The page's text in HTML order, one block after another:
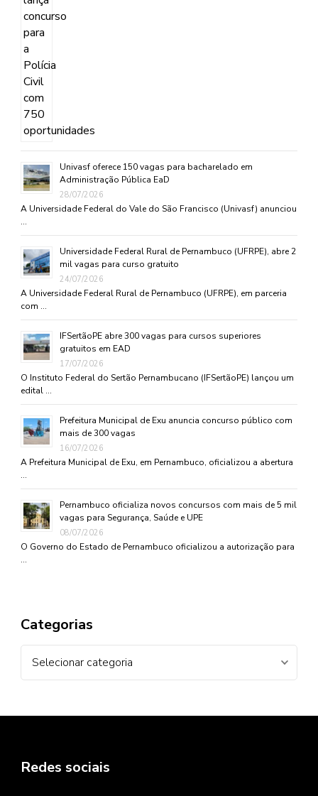
Univasf oferece 150 vagas para bacharelado em
Administração Pública EaD
28/07/2026
A Universidade Federal do Vale do São Francisco (Univasf) anunciou
…
Universidade Federal Rural de Pernambuco (UFRPE), abre 2
mil vagas para curso gratuito
24/07/2026
A Universidade Federal Rural de Pernambuco (UFRPE), em parceria
com …
IFSertãoPE abre 300 vagas para cursos superiores
gratuitos em EAD
17/07/2026
O Instituto Federal do Sertão Pernambucano (IFSertãoPE) lançou um
edital …
Prefeitura Municipal de Exu anuncia concurso público com
mais de 300 vagas
16/07/2026
A Prefeitura Municipal de Exu, em Pernambuco, oficializou a abertura
…
Pernambuco oficializa novos concursos com mais de 5 mil
vagas para Segurança, Saúde e UPE
08/07/2026
O Governo do Estado de Pernambuco oficializou a autorização para
…
Categorias
Redes sociais